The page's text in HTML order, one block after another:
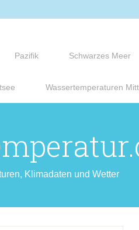
Pazifik Schwarzes Meer
Wassertemperaturen
Klimadaten und Wetter